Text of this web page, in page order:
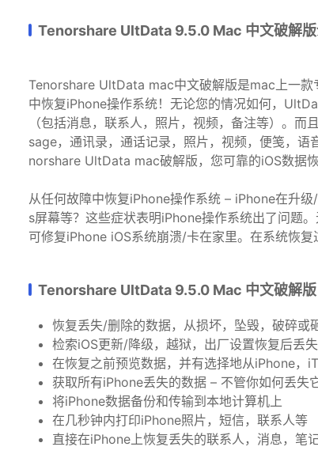
Tenorshare UltData 9.5.0 Mac 中文破解
Tenorshare UltData mac中文破解版是mac上一
中恢复iPhone操作系统！无论您的情况如何，
（包括消息，联系人，照片，视频，备注等）。
sage，通讯录，通话记录，照片，视频，便笺，
norshare UltData mac破解版，您可靠的iOS数据恢
从任何故障中恢复iPhone操作系统 – iPhone在升
s屏幕等？这些症状表明iPhone操作系统出了问题
可修复iPhone iOS系统崩溃/卡在家里。在系统恢复
Tenorshare UltData 9.5.0 Mac 中文破解版
恢复丢失/删除的数据，从损坏，坠毁，破碎或
检索iOS更新/降级，越狱，出厂设置恢复后丢
在恢复之前预览数据，并有选择地从iPhone，
获取所有iPhone丢失的数据 – 不管你如何丢失
将iPhone数据备份和传输到本地计算机上
在几秒钟内打印iPhone照片，短信，联系人等
直接在iPhone上恢复丢失的联系人，消息，笔